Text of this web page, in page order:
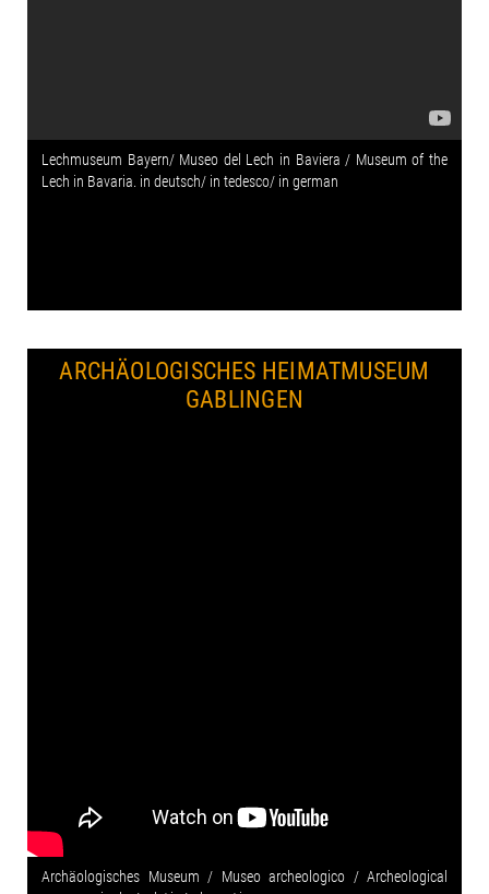
Lechmuseum Bayern/ Museo del Lech in Baviera / Museum of the
Lech in Bavaria. in deutsch/ in tedesco/ in german
ARCHÄOLOGISCHES HEIMATMUSEUM
GABLINGEN
Archäologisches Museum / Museo archeologico / Archeological